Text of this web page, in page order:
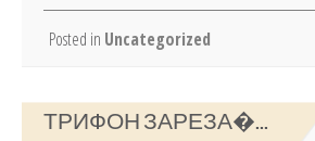
Posted in Uncategorized
ТРИФОН ЗАРЕЗА�...